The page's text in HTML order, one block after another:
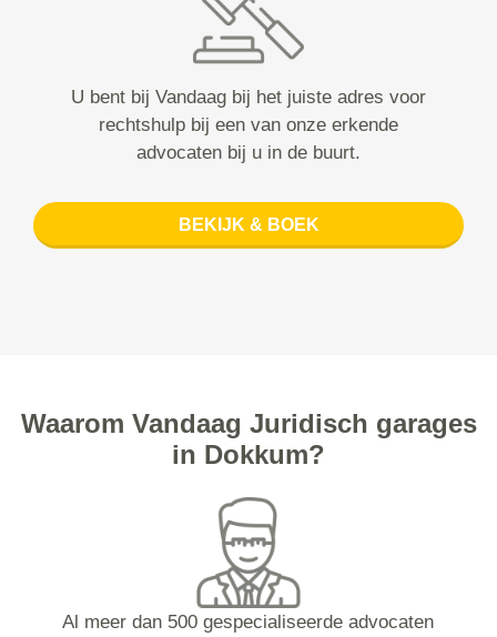
U bent bij Vandaag bij het juiste adres voor
rechtshulp bij een van onze erkende
advocaten bij u in de buurt.
BEKIJK & BOEK
Waarom Vandaag Juridisch garages
in Dokkum?
Al meer dan 500 gespecialiseerde advocaten